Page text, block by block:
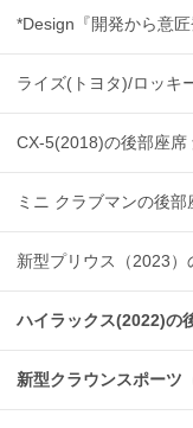
*Design『開発から意匠
ライズ(トヨタ)/ロッキ
CX-5(2018)の後部座席
ミニ クラブマンの後部
新型プリウス（2023）
ハイラックス(2022)の
新型クラウンスポーツ